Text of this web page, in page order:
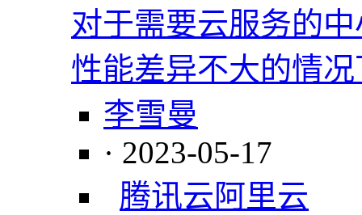
对于需要云服务的
性能差异不大的情
李雪曼
· 2023-05-17
腾讯云阿里云